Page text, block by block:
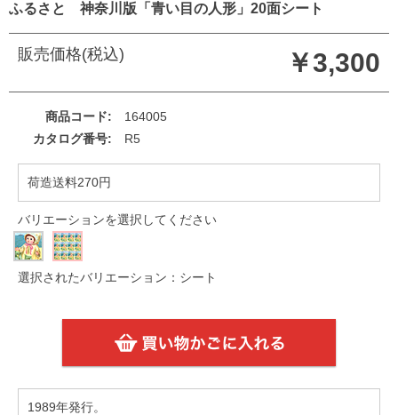
ふるさと 神奈川版「青い目の人形」20面シート
販売価格(税込) ￥3,300
商品コード
164005
カタログ番号
R5
荷造送料270円
バリエーションを選択してください
選択されたバリエーション：シート
1989年発行。